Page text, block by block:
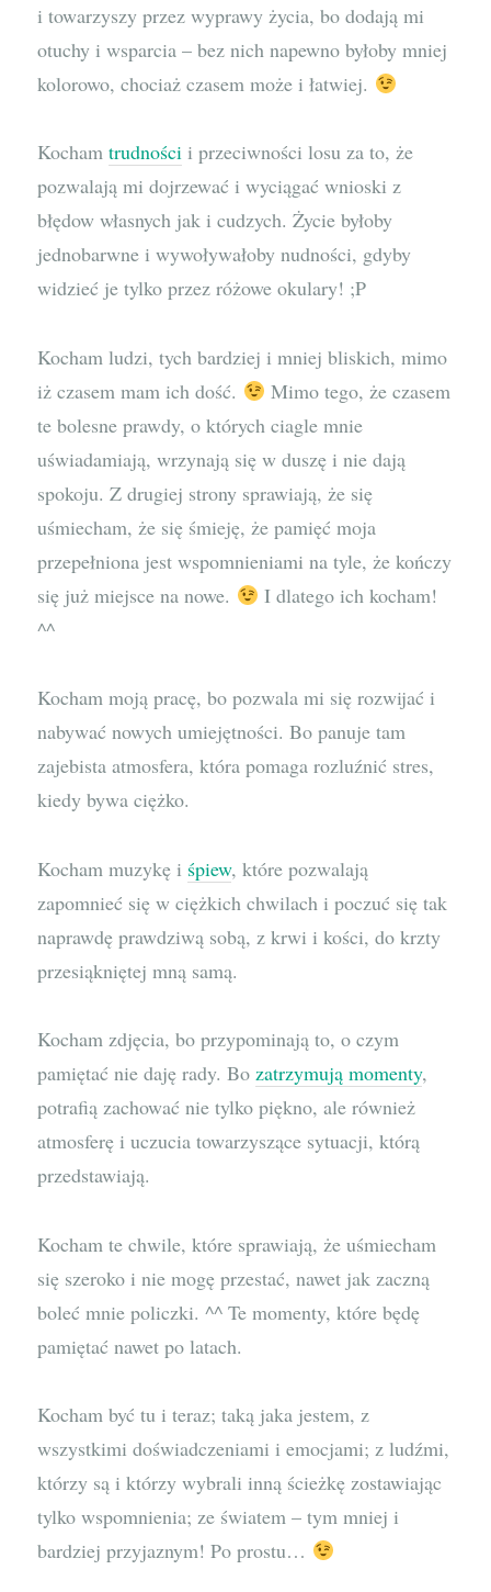
i towarzyszy przez wyprawy życia, bo dodają mi
otuchy i wsparcia – bez nich napewno byłoby mniej
kolorowo, chociaż czasem może i łatwiej.
Kochamtrudności i przeciwności losu za to, że
pozwalają mi dojrzewać i wyciągać wnioski z
błędow własnych jak i cudzych. Życie byłoby
jednobarwne i wywoływałoby nudności, gdyby
widzieć je tylko przez różowe okulary! ;P
Kocham ludzi, tych bardziej i mniej bliskich, mimo
iż czasem mam ich dość.
Mimo tego, że czasem
te bolesne prawdy, o których ciagle mnie
uświadamiają, wrzynają się w duszę i nie dają
spokoju. Z drugiej strony sprawiają, że się
uśmiecham, że się śmieję, że pamięć moja
przepełniona jest wspomnieniami na tyle, że kończy
się już miejsce na nowe.
I dlatego ich kocham!
^^
Kocham moją pracę, bo pozwala mi się rozwijać i
nabywać nowych umiejętności. Bo panuje tam
zajebista atmosfera, która pomaga rozluźnić stres,
kiedy bywa ciężko.
Kocham muzykę i śpiew, które pozwalają
zapomnieć się w ciężkich chwilach i poczuć się tak
naprawdę prawdziwą sobą, z krwi i kości, do krzty
przesiąkniętej mną samą.
Kocham zdjęcia, bo przypominają to, o czym
pamiętać nie daję rady. Bozatrzymują momenty,
potrafią zachować nie tylko piękno, ale również
atmosferę i uczucia towarzyszące sytuacji, którą
przedstawiają.
Kocham te chwile, które sprawiają, że uśmiecham
się szeroko i nie mogę przestać, nawet jak zaczną
boleć mnie policzki. ^^ Te momenty, które będę
pamiętać nawet po latach.
Kocham być tu i teraz; taką jaka jestem, z
wszystkimi doświadczeniami i emocjami; z ludźmi,
którzy są i którzy wybrali inną ścieżkę zostawiając
tylko wspomnienia; ze światem – tym mniej i
bardziej przyjaznym! Po prostu…